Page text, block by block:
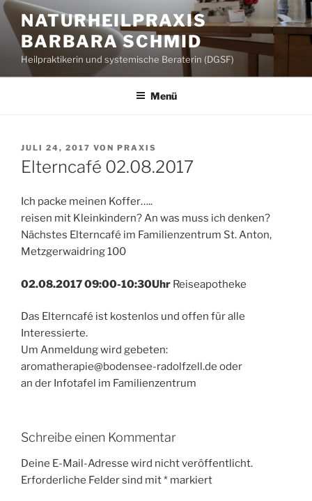
Zum
Inhalt
springen
NATURHEILPRAXIS
BARBARA SCHMID
Heilpraktikerin und systemische Beraterin (DGSF)
Menü
VERÖFFENTLICHT
AM
JULI 24, 2017 VON PRAXIS
Elterncafé 02.08.2017
Ich packe meinen Koffer…..
reisen mit Kleinkindern? An was muss ich denken?
Nächstes Elterncafé im Familienzentrum St. Anton,
Metzgerwaidring 100
02.08.2017 09:00-10:30Uhr Reiseapotheke
Das Elterncafé ist kostenlos und offen für alle
Interessierte.
Um Anmeldung wird gebeten:
aromatherapie@bodensee-radolfzell.de oder
an der Infotafel im Familienzentrum
Schreibe einen Kommentar
Deine E-Mail-Adresse wird nicht veröffentlicht.
Erforderliche Felder sind mit* markiert